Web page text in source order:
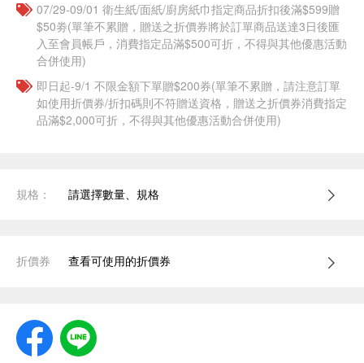
07/29-09/01 衛生紙/面紙/廚房紙巾指定商品折扣後滿$599贈
$50劵(單筆不累贈，贈送之折價券將於訂單商品送達3日後匯
入至會員帳戶，消費指定品滿$500可折，不得與其他優惠活動
合併使用)
即日起-9/1 不限金額下單贈$200券(單筆不累贈，請注意訂單
如使用折價券/折扣碼則不符贈送資格，贈送之折價券消費指定
品滿$2,000可折，不得與其他優惠活動合併使用)
規格： 請選擇數量、規格
折價券 查看可使用的折價券